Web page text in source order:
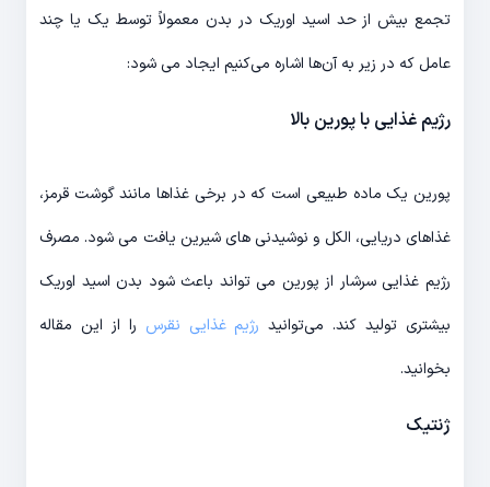
تجمع بیش از حد اسید اوریک در بدن معمولاً توسط یک یا چند
عامل که در زیر به آن‌ها اشاره می‌کنیم ایجاد می شود:
رژیم غذایی با پورین بالا
پورین یک ماده طبیعی است که در برخی غذاها مانند گوشت قرمز،
غذاهای دریایی، الکل و نوشیدنی های شیرین یافت می شود. مصرف
رژیم غذایی سرشار از پورین می تواند باعث شود بدن اسید اوریک
بیشتری تولید کند. می‌توانید رژیم غذایی نقرس را از این مقاله
بخوانید.
ژنتیک